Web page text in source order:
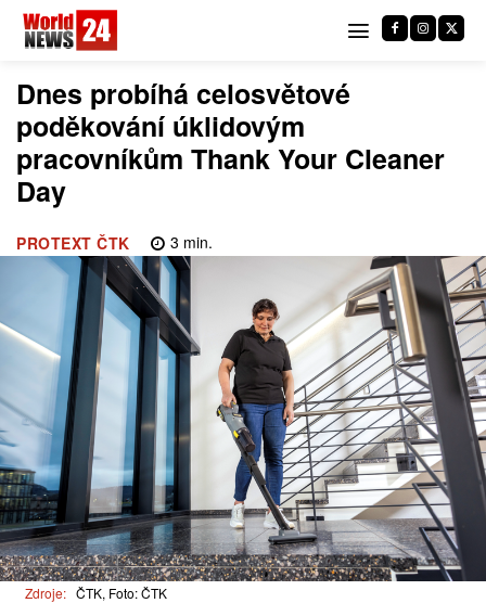
Dnes probíhá celosvětové
poděkování úklidovým
pracovníkům Thank Your Cleaner
Day
PROTEXT ČTK 3 min.
Zdroje: ČTK, Foto: ČTK